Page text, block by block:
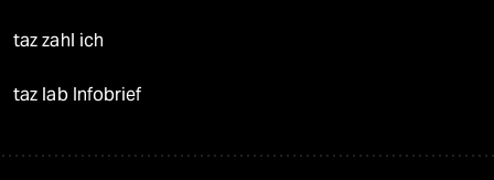
taz zahl ich
taz lab Infobrief